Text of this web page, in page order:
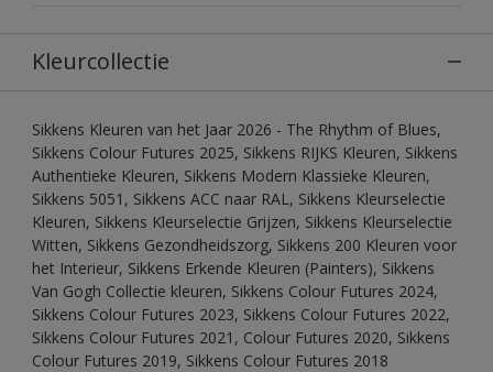
Kleurcollectie
Sikkens Kleuren van het Jaar 2026 - The Rhythm of Blues,
Sikkens Colour Futures 2025, Sikkens RIJKS Kleuren, Sikkens
Authentieke Kleuren, Sikkens Modern Klassieke Kleuren,
Sikkens 5051, Sikkens ACC naar RAL, Sikkens Kleurselectie
Kleuren, Sikkens Kleurselectie Grijzen, Sikkens Kleurselectie
Witten, Sikkens Gezondheidszorg, Sikkens 200 Kleuren voor
het Interieur, Sikkens Erkende Kleuren (Painters), Sikkens
Van Gogh Collectie kleuren, Sikkens Colour Futures 2024,
Sikkens Colour Futures 2023, Sikkens Colour Futures 2022,
Sikkens Colour Futures 2021, Colour Futures 2020, Sikkens
Colour Futures 2019, Sikkens Colour Futures 2018